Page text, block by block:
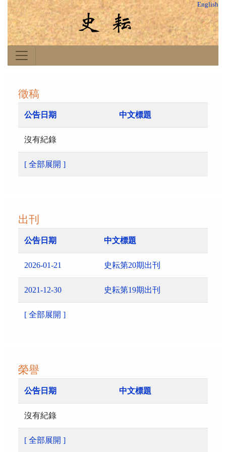
English
徵稿
公告日期 中文標題
沒有紀錄
[ 全部展開 ]
出刊
公告日期 中文標題
2026-01-21 史耘第20期出刊
2021-12-30 史耘第19期出刊
[ 全部展開 ]
榮譽
公告日期 中文標題
沒有紀錄
[ 全部展開 ]